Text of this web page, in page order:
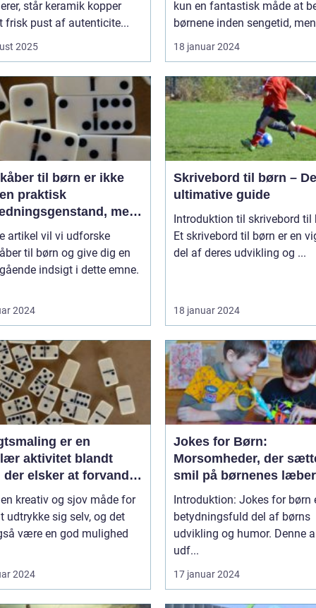
står keramik kopper
frisk pust af autenticite...
2025
kun en fantastisk måde at
børnene inden sengetid,
18 januar 2024
til børn er ikke
praktisk
men
kilde til hygge og
artikel vil vi udforske
til børn og give dig en
indsigt i dette emne.
2024
Skrivebord til børn –
ultimative guide
Introduktion til skrivebord til
Et skrivebord til børn er en
del af deres udvikling og ...
18 januar 2024
er en
aktivitet blandt
der elsker at forvandle
deres yndlingsfigurer
kreativ og sjov måde for
udtrykke sig selv, og det
være en god mulighed
2024
Jokes for Børn:
Morsomheder, der
smil på børnenes læber
Introduktion: Jokes for børn
betydningsfuld del af børns
udvikling og humor. Denne
udf...
17 januar 2024